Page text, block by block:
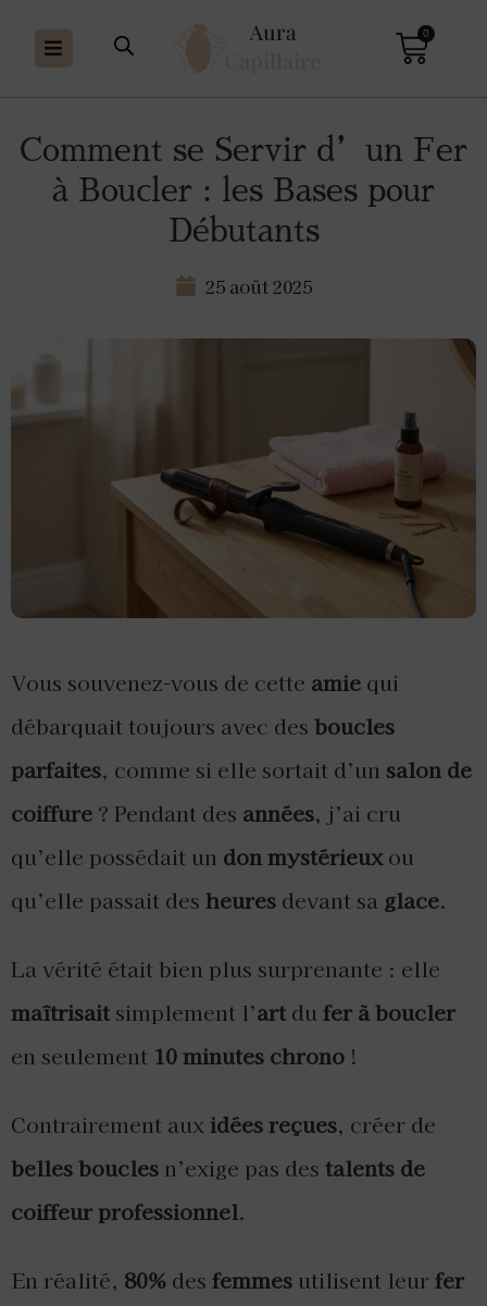
0
Comment se Servir d’un Fer
à Boucler : les Bases pour
Débutants
25 août 2025
Vous souvenez-vous de cette amie qui
débarquait toujours avec des boucles
parfaites, comme si elle sortait d’un salon de
coiffure ? Pendant des années, j’ai cru
qu’elle possédait un don mystérieuxou
qu’elle passait des heures devant sa glace.
La vérité était bien plus surprenante : elle
maîtrisaitsimplement l’art du fer à boucler
en seulement 10 minutes chrono !
Contrairement aux idées reçues, créer de
belles boucles n’exige pas des talents de
coiffeur professionnel.
En réalité, 80% des femmes utilisent leurfer